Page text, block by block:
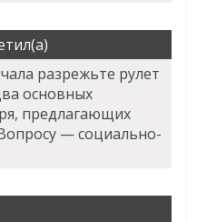
разрежьте рулет
основных
предлагающих
— социально-